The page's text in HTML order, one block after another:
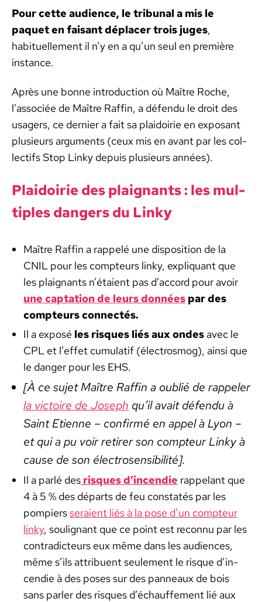
Pour cette audi­ence, le tri­bunal a mis le
paquet en faisant déplac­er trois juges,
habituelle­ment il n’y en a qu’un seul en pre­mière
instance.
Après une bonne intro­duc­tion où Maître Roche,
l’as­so­ciée de Maître Raf­fin, a défendu le droit des
usagers, ce dernier a fait sa plaidoirie en exposant
plusieurs argu­ments (ceux mis en avant par les col­
lec­tifs Stop Linky depuis plusieurs années).
Plaidoirie des plaig­nants : les mul­
ti­ples dan­gers du Linky
Maître Raf­fin a rap­pelé une dis­po­si­tion de la
CNIL pour les comp­teurs linky, expli­quant que
les plaig­nants n’é­taient pas d’ac­cord pour avoir
une cap­ta­tion de leurs don­nées par des
comp­teurs con­nec­tés.
Il a exposé les risques liés aux ondes avec le
CPL et l’ef­fet cumu­latif (élec­tros­mog), ain­si que
le dan­ger pour les EHS.
[À ce sujet Maître Raf­fin a oublié de rap­pel­er
la vic­toire de Joseph qu’il avait défendu à
Saint Eti­enne – con­fir­mé en appel à Lyon –
et qui a pu voir retir­er son comp­teur Linky à
cause de son élec­trosen­si­bil­ité].
Il a par­lé des risques d’in­cendie rap­pelant que
4 à 5 % des départs de feu con­statés par les
pom­piersseraient liés à la pose d’un comp­teur
linky, soulig­nant que ce point est recon­nu par les
con­tra­dicteurs eux même dans les audi­ences,
même s’ils attribuent seule­ment le risque d’in­
cendie à des pos­es sur des pan­neaux de bois
sans par­ler des risques d’échauf­fe­ment lié aux